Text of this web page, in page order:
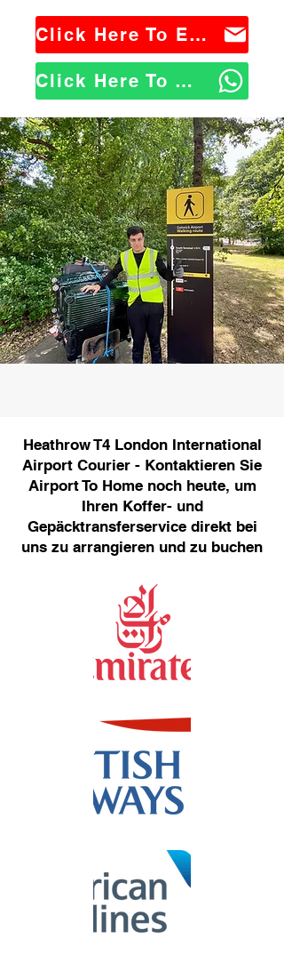
Click Here To Email Us
Click Here To WhatsApp Us
Heathrow T4 London International
Airport Courier - Kontaktieren Sie
Airport To Home noch heute, um
Ihren Koffer- und
Gepäcktransferservice direkt bei
uns zu arrangieren und zu buchen